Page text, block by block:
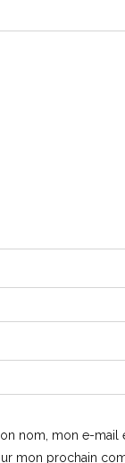
nom, mon e-mail
mon prochain